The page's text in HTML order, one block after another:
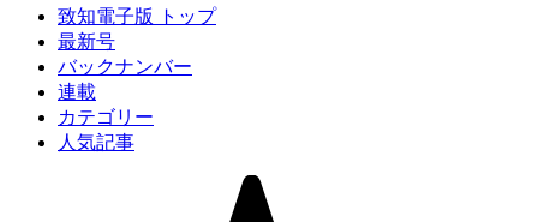
致知電子版 トップ
最新号
バックナンバー
連載
カテゴリー
人気記事